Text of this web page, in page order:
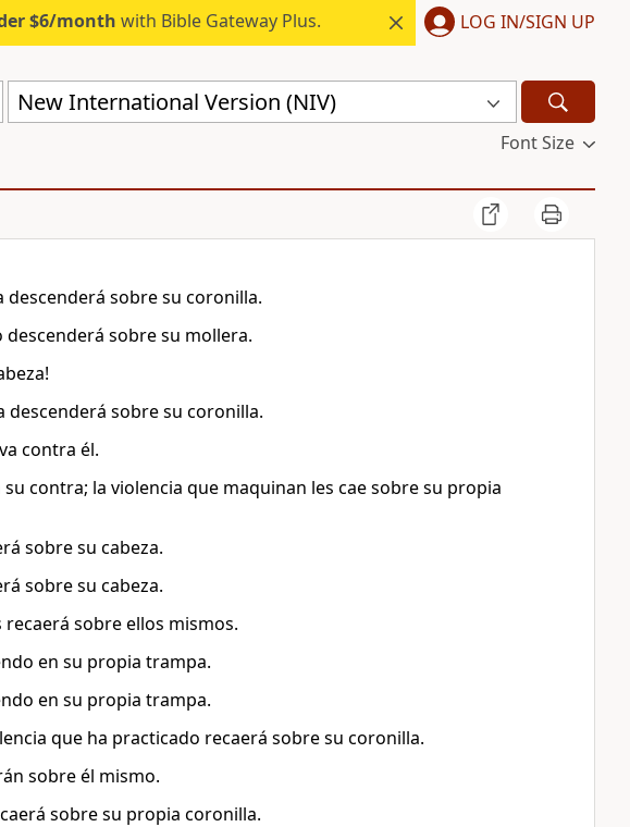
$6/month with Bible Gateway Plus. LOG IN/SIGN UP
New International Version (NIV)
Font Size
descenderá sobre su coronilla.
sobre su mollera.
descenderá sobre su coronilla.
contra él.
contra; la violencia que maquinan les cae sobre su propia
sobre su cabeza.
sobre su cabeza.
sobre ellos mismos.
en su propia trampa.
en su propia trampa.
que ha practicado recaerá sobre su coronilla.
sobre él mismo.
sobre su propia coronilla.